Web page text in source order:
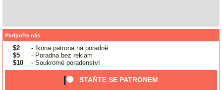
Podpořte nás
$2
- Ikona patrona na poradně
$5
- Poradna bez reklam
$10
- Soukromé poradenství
STAŇTE SE PATRONEM